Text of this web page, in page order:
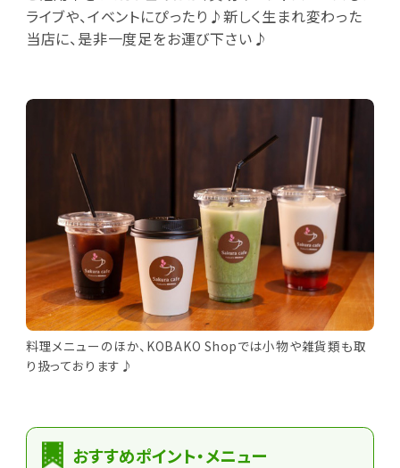
ライブや、イベントにぴったり♪新しく生まれ変わった
当店に、是非一度足をお運び下さい♪
料理メニューのほか、KOBAKO Shopでは小物や雑貨類も取
り扱っております♪
おすすめポイント・メニュー